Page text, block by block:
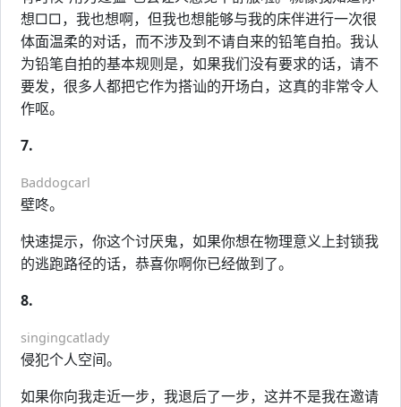
想□□，我也想啊，但我也想能够与我的床伴进行一次很
体面温柔的对话，而不涉及到不请自来的铅笔自拍。我认
为铅笔自拍的基本规则是，如果我们没有要求的话，请不
要发，很多人都把它作为搭讪的开场白，这真的非常令人
作呕。
7.
Baddogcarl
壁咚。
快速提示，你这个讨厌鬼，如果你想在物理意义上封锁我
的逃跑路径的话，恭喜你啊你已经做到了。
8.
singingcatlady
侵犯个人空间。
如果你向我走近一步，我退后了一步，这并不是我在邀请